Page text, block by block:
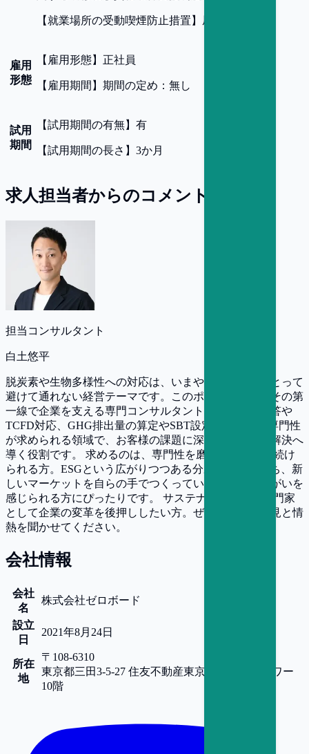
【 就業場所の受動喫煙防止措置 】 屋内全面禁煙
雇用
形態
【 雇用形態】 正社員
【 雇用期間 】 期間の定め：無し
試用
期間
【試用期間の有無】 有
【試用期間の長さ 】 3か月
求人担当者からのコメント
担当コンサルタント
白土悠平
脱炭素や生物多様性への対応は、いまや多くの企業にとって
避けて通れない経営テーマです。このポジションは、その第
一線で企業を支える専門コンサルタント。CDPへの回答や
TCFD対応、GHG排出量の算定やSBT設定など、高い専門性
が求められる領域で、お客様の課題に深く踏み込んで解決へ
導く役割です。 求めるのは、専門性を磨きながら学び続け
られる方。ESGという広がりつつある分野に関心を持ち、新
しいマーケットを自らの手でつくっていくことにやりがいを
感じられる方にぴったりです。 サステナビリティの専門家
として企業の変革を後押ししたい方。ぜひあなたの知見と情
熱を聞かせてください。
会社情報
会社
名
株式会社ゼロボード
設立
日
2021年8月24日
所在
地
〒108-6310
東京都三田3-5-27 住友不動産東京三田サウスタワー
10階